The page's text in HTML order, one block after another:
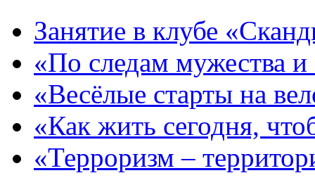
Занятие в клубе
«По следам мужества и
«Весёлые старты на
«Как жить сегодня,
«Терроризм –